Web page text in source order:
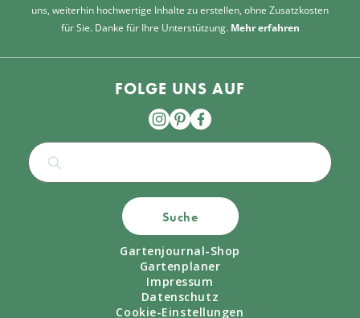
uns, weiterhin hochwertige Inhalte zu erstellen, ohne Zusatzkosten
für Sie. Danke für Ihre Unterstützung. Mehr erfahren
FOLGE UNS AUF
Suche
Gartenjournal-Shop
Gartenplaner
Impressum
Datenschutz
Cookie-Einstellungen